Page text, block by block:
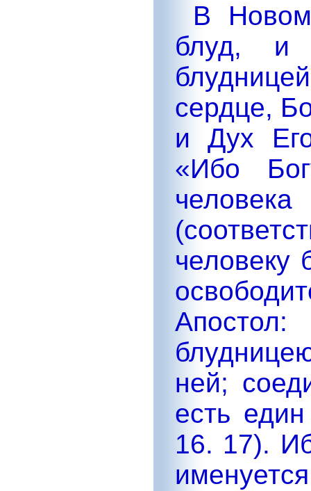
В Новом
блуд, и
сердце,
и Дух
«Ибо
человеку
ней;
есть
16. 17).